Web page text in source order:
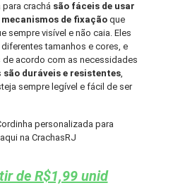
para crachá são fáceis de usar
de fixação que
sempre visível e não caia. Eles
tamanhos e cores, e
acordo com as necessidades
são duráveis e resistentes,
sempre legível e fácil de ser
personalizada para
na CrachasRJ
de R$1,99 unid